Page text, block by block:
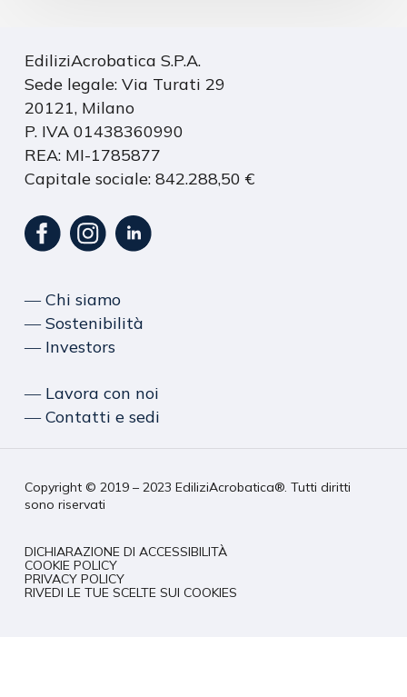
EdiliziAcrobatica S.P.A.
Sede legale: Via Turati 29
20121, Milano
P. IVA 01438360990
REA: MI-1785877
Capitale sociale: 842.288,50 €
― Chi siamo
― Sostenibilità
― Investors
― Lavora con noi
― Contatti e sedi
Copyright © 2019 – 2023 EdiliziAcrobatica®. Tutti diritti
sono riservati
DICHIARAZIONE DI ACCESSIBILITÀ
COOKIE POLICY
PRIVACY POLICY
RIVEDI LE TUE SCELTE SUI COOKIES